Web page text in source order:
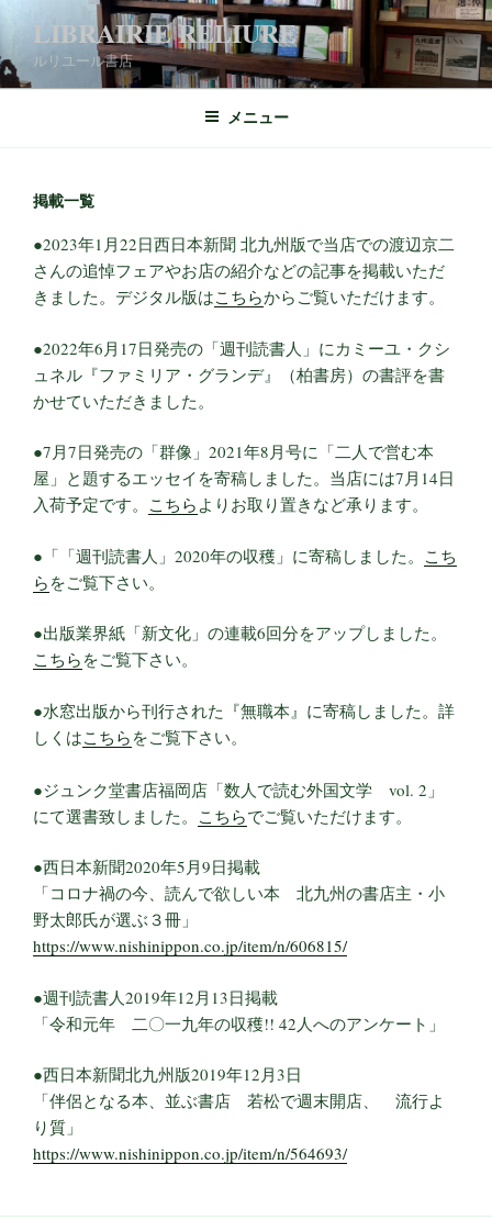
テ
ン
へ
LIBRAIRIE RELIURE
ルリユール書店
メニュー
掲載一覧
●2023年1月22日西日本新聞 北九州版で当店での渡辺京二
さんの追悼フェアやお店の紹介などの記事を掲載いただ
きました。デジタル版はこちらからご覧いただけます。
●2022年6月17日発売の「週刊読書人」にカミーユ・クシ
ュネル『ファミリア・グランデ』（柏書房）の書評を書
かせていただきました。
●7月7日発売の「群像」2021年8月号に「二人で営む本
屋」と題するエッセイを寄稿しました。当店には7月14日
入荷予定です。 こちら よりお取り置きなど承ります。
●「「週刊読書人」2020年の収穫」に寄稿しました。 こち
ら をご覧下さい。
●出版業界紙「新文化」の連載6回分をアップしました。
こちら をご覧下さい。
●水窓出版から刊行された『無職本』に寄稿しました。詳
しくはこちら をご覧下さい。
●ジュンク堂書店福岡店「数人で読む外国文学 vol. 2」
にて選書致しました。 こちらでご覧いただけます。
●西日本新聞2020年5月9日掲載
「コロナ禍の今、読んで欲しい本 北九州の書店主・小
野太郎氏が選ぶ３冊」
https://www.nishinippon.co.jp/item/n/606815/
●週刊読書人2019年12月13日掲載
「令和元年 二〇一九年の収穫!! 42人へのアンケート」
●西日本新聞北九州版2019年12月3日
「伴侶となる本、並ぶ書店 若松で週末開店、 流行よ
り質」
https://www.nishinippon.co.jp/item/n/564693/